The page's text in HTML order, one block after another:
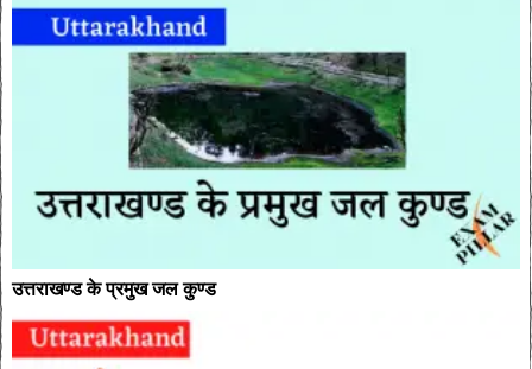
उत्तराखण्ड के प्रमुख जल कुण्ड